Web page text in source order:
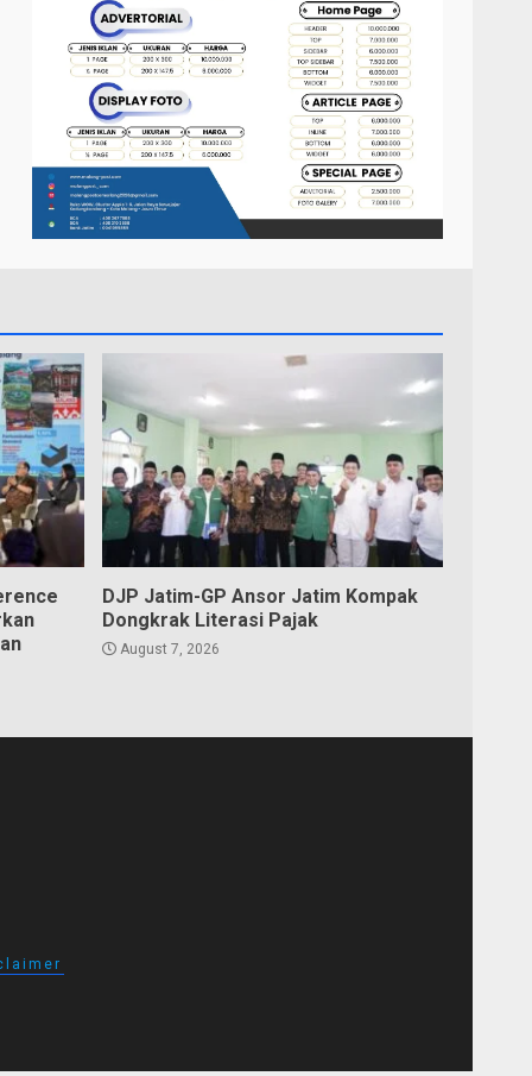
DJP Jatim-GP Ansor Jatim Kompak
Dongkrak Literasi Pajak
August 7, 2026